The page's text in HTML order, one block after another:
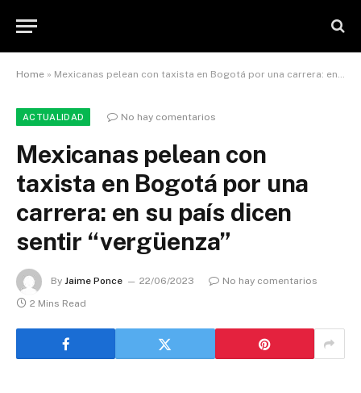
Home » Mexicanas pelean con taxista en Bogotá por una carrera: en su país dicen sentir “vergüenza”
ACTUALIDAD No hay comentarios
Mexicanas pelean con
taxista en Bogotá por una
carrera: en su país dicen
sentir “vergüenza”
By Jaime Ponce 22/06/2023
No hay comentarios
2 Mins Read